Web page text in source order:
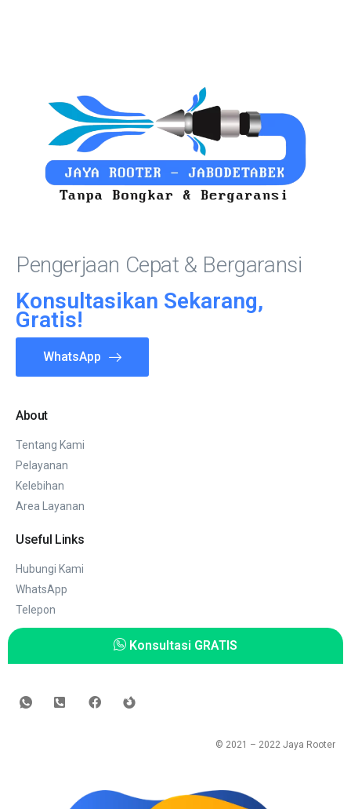
Pengerjaan Cepat & Bergaransi
Konsultasikan Sekarang,
Gratis!
WhatsApp
About
Tentang Kami
Pelayanan
Kelebihan
Area Layanan
Useful Links
Hubungi Kami
WhatsApp
Telepon
Konsultasi GRATIS
© 2021 – 2022 Jaya Rooter